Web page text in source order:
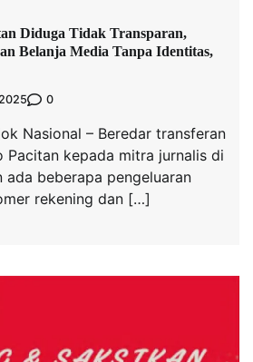
Diduga Tidak Transparan,
Belanja Media Tanpa Identitas,
0
Nasional – Beredar transferan
Pacitan kepada mitra jurnalis di
ada beberapa pengeluaran
rekening dan […]